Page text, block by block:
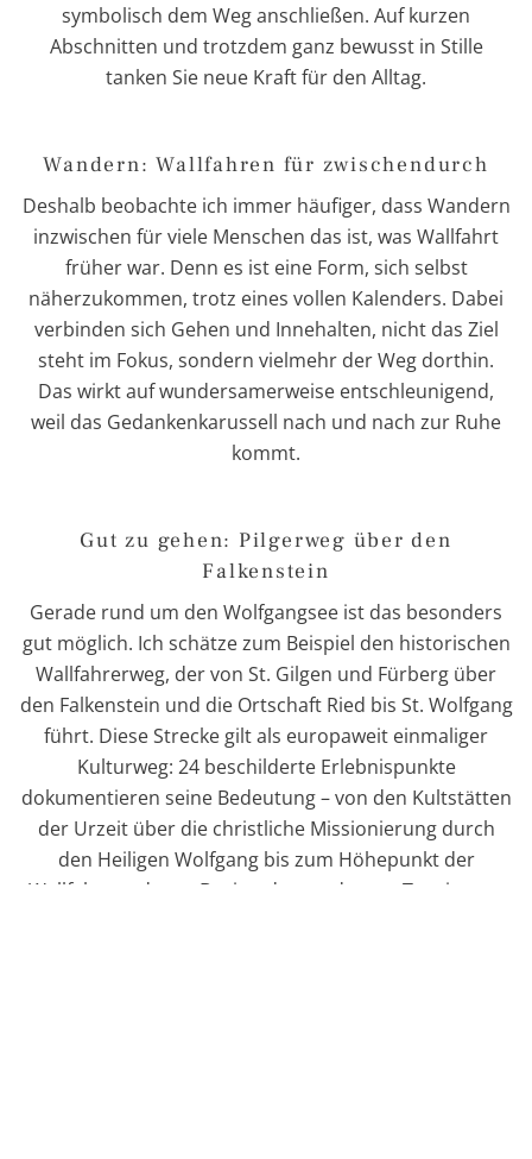
symbolisch dem Weg anschließen. Auf kurzen
Abschnitten und trotzdem ganz bewusst in Stille
tanken Sie neue Kraft für den Alltag.
Wandern: Wallfahren für zwischendurch
Deshalb beobachte ich immer häufiger, dass Wandern
inzwischen für viele Menschen das ist, was Wallfahrt
früher war. Denn es ist eine Form, sich selbst
näherzukommen, trotz eines vollen Kalenders. Dabei
verbinden sich Gehen und Innehalten, nicht das Ziel
steht im Fokus, sondern vielmehr der Weg dorthin.
Das wirkt auf wundersamerweise entschleunigend,
weil das Gedankenkarussell nach und nach zur Ruhe
kommt.
Gut zu gehen: Pilgerweg über den
Falkenstein
Gerade rund um den Wolfgangsee ist das besonders
gut möglich. Ich schätze zum Beispiel den historischen
Wallfahrerweg, der von St. Gilgen und Fürberg über
den Falkenstein und die Ortschaft Ried bis St. Wolfgang
führt. Diese Strecke gilt als europaweit einmaliger
Kulturweg: 24 beschilderte Erlebnispunkte
dokumentieren seine Bedeutung – von den Kultstätten
der Urzeit über die christliche Missionierung durch
den Heiligen Wolfgang bis zum Höhepunkt der
Wallfahrt und zum Beginn des modernen Tourismus.